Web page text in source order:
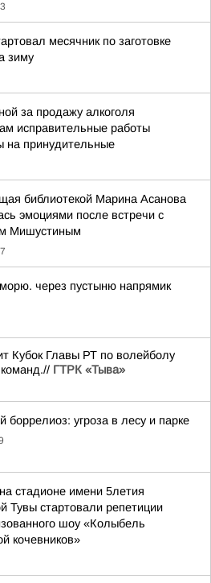
месячник по заготовке
зиму
за продажу алкоголя
исправительные работы
на принудительные
библиотекой Марина Асанова
эмоциями после встречи с
Мишустиным
через пустыню напрямик
Кубок Главы РТ по волейболу
ГТРК «Тыва»
боррелиоз: угроза в лесу и парке
стадионе имени 5летия
Тувы стартовали репетиции
шоу «Колыбель
кочевников»